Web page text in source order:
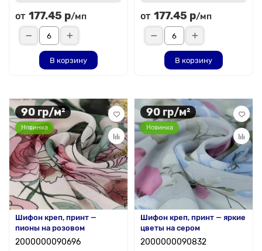
от 177.45 р/мп
В корзину
от 177.45 р/мп
В корзину
90 гр/м²
Новинка
Шифон креп, принт —
пионы на розовом
2000000090696
90 гр/м²
Новинка
Шифон креп, принт — яркие
цветы на сером
2000000090832